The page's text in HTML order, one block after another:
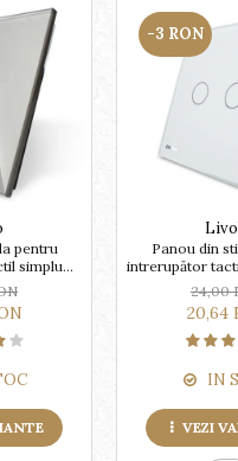
pentru
simplu
-3 RON
Panou din
intrerupător
24,00
20,64
IN
VEZI